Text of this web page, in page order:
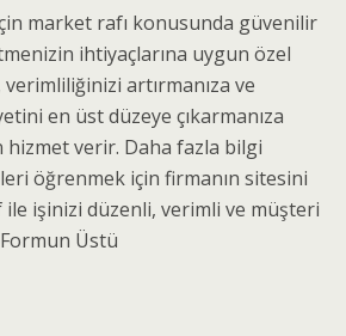
market rafı konusunda güvenilir
ihtiyaçlarına uygun özel
artırmanıza ve
en üst düzeye çıkarmanıza
hizmet verir. Daha fazla bilgi
öğrenmek için firmanın sitesini
ile işinizi düzenli, verimli ve müşteri
Üstü